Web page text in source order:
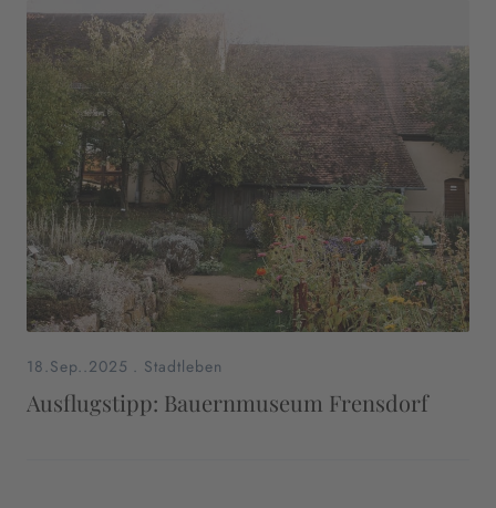
18.Sep..2025 . Stadtleben
Ausflugstipp: Bauernmuseum Frensdorf